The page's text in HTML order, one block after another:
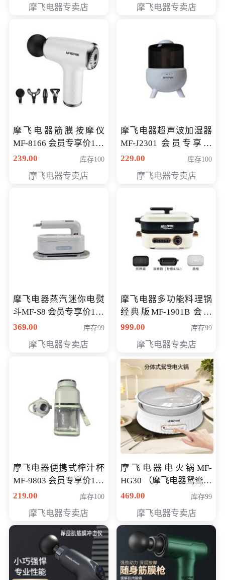
摩飞电器专卖店 摩飞电器专卖店
摩飞电器筋膜按摩仪
MF-8166 会员专享价168
元
239.00 库存100
摩飞电器专卖店
摩飞电器超声波加湿器
MF-J2301 会员专享价
168元
229.00 库存100
摩飞电器专卖店
摩飞电器蒸汽迷你电熨
斗MF-S8 会员专享价168
元
369.00 库存99
摩飞电器专卖店
摩飞电器多功能料理锅
经典版MF-1901B 会员
专享价399元
999.00 库存99
摩飞电器专卖店
摩飞电器便携式榨汁杯
MF-9803 会员专享价138
元
219.00 库存100
摩飞电器专卖店
摩飞电器电火锅MF-
HG30 （摩飞电器鸳鸯锅
MF-HG30 ） 会员专享价
469.00 库存99
摩飞电器专卖店